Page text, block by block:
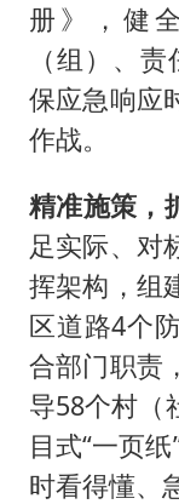
册》，健
（组）、
保应急响应
作战。
精准施策，
足实际、对
挥架构，组
区道路4个
合部门职责
导58个村（
目式“一页
时看得懂、